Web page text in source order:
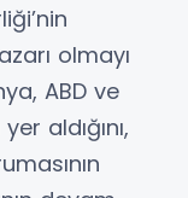
olmayı
ABD ve
aldığını,